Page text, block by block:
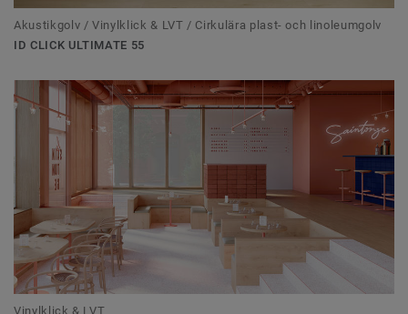
Akustikgolv / Vinylklick & LVT / Cirkulära plast- och linoleumgolv
ID CLICK ULTIMATE 55
Vinylklick & LVT